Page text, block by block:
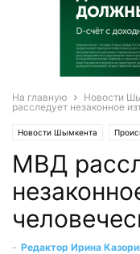
На главную Новости
расследует незаконное
Новости Шымкента
МВД
- Редактор Ирина